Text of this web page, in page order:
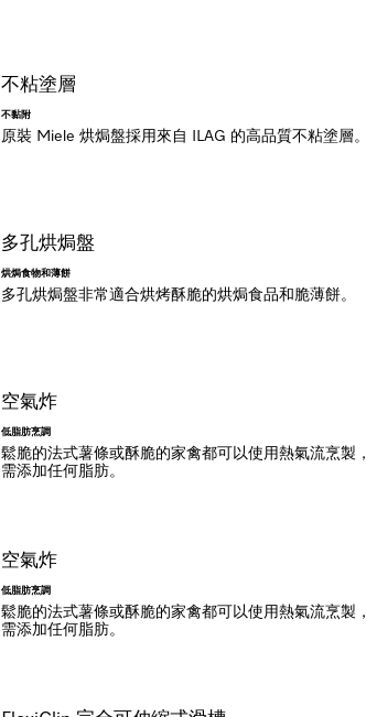
不粘塗層
不黏附
原裝 Miele 烘焗盤採用來自 ILAG 的高品質不粘塗層
多孔烘焗盤
烘焗食物和薄餅
多孔烘焗盤非常適合烘烤酥脆的烘焗食品和脆薄餅。
空氣炸
低脂肪烹調
鬆脆的法式薯條或酥脆的家禽都可以使用熱氣流烹製
需添加任何脂肪。
空氣炸
低脂肪烹調
鬆脆的法式薯條或酥脆的家禽都可以使用熱氣流烹製
需添加任何脂肪。